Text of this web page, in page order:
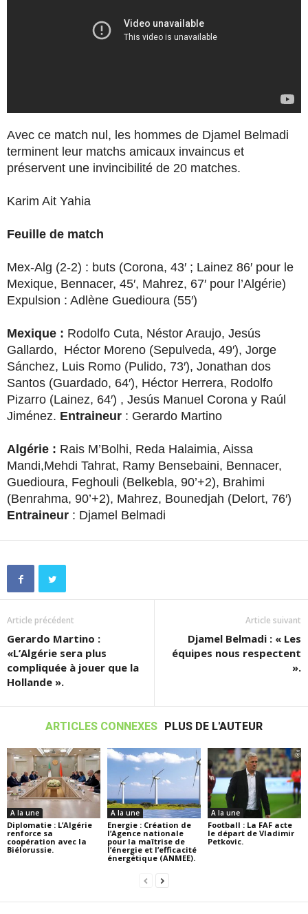
Avec ce match nul, les hommes de Djamel Belmadi
terminent leur matchs amicaux invaincus et
préservent une invincibilité de 20 matches.
Karim Ait Yahia
Feuille de match
Mex-Alg (2-2) : buts (Corona, 43′ ; Lainez 86′ pour le
Mexique, Bennacer, 45′, Mahrez, 67′ pour l’Algérie)
Expulsion : Adlène Guedioura (55′)
Mexique : Rodolfo Cuta, Néstor Araujo, Jesús
Gallardo, Héctor Moreno (Sepulveda, 49′), Jorge
Sánchez, Luis Romo (Pulido, 73′), Jonathan dos
Santos (Guardado, 64′), Héctor Herrera, Rodolfo
Pizarro (Lainez, 64′) , Jesús Manuel Corona y Raúl
Jiménez. Entraineur : Gerardo Martino
Algérie : Rais M’Bolhi, Reda Halaimia, Aissa
Mandi,Mehdi Tahrat, Ramy Bensebaini, Bennacer,
Guedioura, Feghouli (Belkebla, 90’+2), Brahimi
(Benrahma, 90’+2), Mahrez, Bounedjah (Delort, 76′)
Entraineur : Djamel Belmadi
Article précédent
Gerardo Martino :
«L’Algérie sera plus
compliquée à jouer que la
Hollande ».
Article suivant
Djamel Belmadi : « Les
équipes nous respectent
».
ARTICLES CONNEXES PLUS DE L'AUTEUR
A la une
Diplomatie : L’Algérie
renforce sa
coopération avec la
Biélorussie.
A la une
Energie : Création de
l’Agence nationale
pour la maîtrise de
l’énergie et l’efficacité
énergétique (ANMEE).
A la une
Football : La FAF acte
le départ de Vladimir
Petkovic.